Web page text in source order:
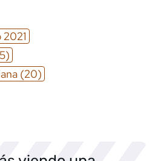
2021
(20)